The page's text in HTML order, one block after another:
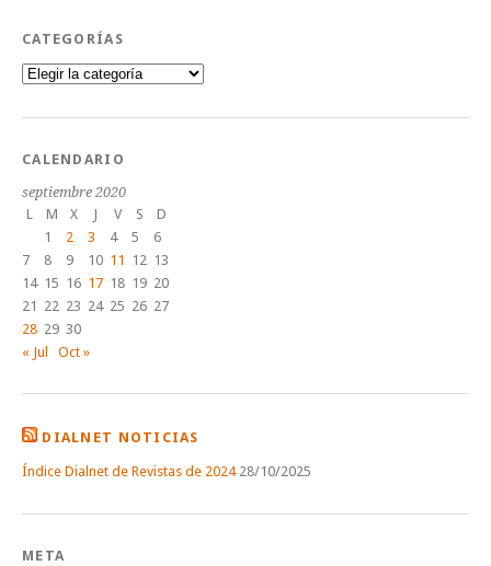
CATEGORÍAS
Categorías
CALENDARIO
septiembre 2020
L
M X J V S
D
1
2 3 4 5
6
7
8 9 10 11 12 13
14 15 16 17 18 19 20
21 22 23 24 25 26 27
28 29 30
« Jul
Oct »
DIALNET NOTICIAS
Índice Dialnet de Revistas de 2024 28/10/2025
META